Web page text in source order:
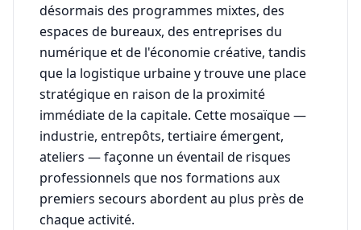
désormais des programmes mixtes, des
espaces de bureaux, des entreprises du
numérique et de l'économie créative, tandis
que la logistique urbaine y trouve une place
stratégique en raison de la proximité
immédiate de la capitale. Cette mosaïque —
industrie, entrepôts, tertiaire émergent,
ateliers — façonne un éventail de risques
professionnels que nos formations aux
premiers secours abordent au plus près de
chaque activité.